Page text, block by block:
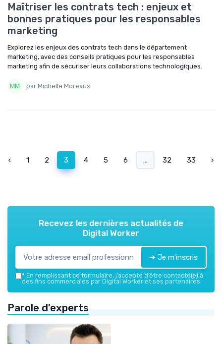
Maîtriser les contrats tech : enjeux et
bonnes pratiques pour les responsables
marketing
Explorez les enjeux des contrats tech dans le département
marketing, avec des conseils pratiques pour les responsables
marketing afin de sécuriser leurs collaborations technologiques.
par Michelle Moreaux
‹ 1 2 3 4 5 6 ... 32 33 ›
Recevez les dernières actualités de
Digital Worker
➔ Je m'inscris
* En remplissant ce formulaire, j’accepte d’être contacté(e) à
des fins commerciales par Digital Worker et ses partenaires.
Parole d'experts